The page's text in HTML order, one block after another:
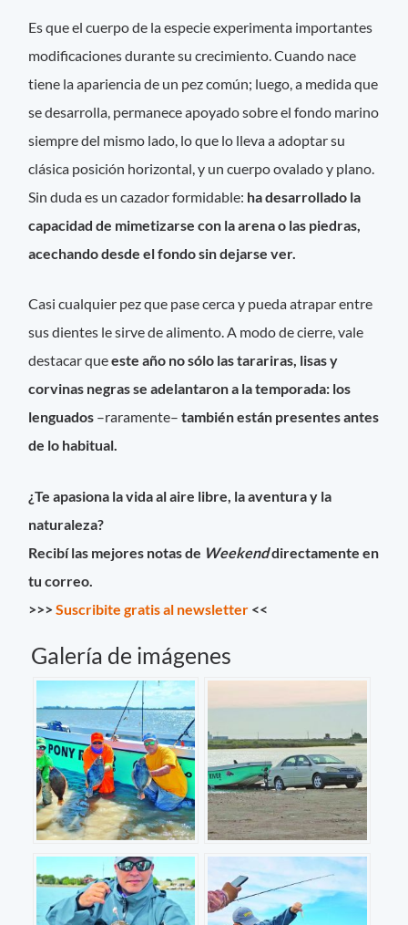
Es que el cuerpo de la especie experimenta importantes
modificaciones durante su crecimiento. Cuando nace
tiene la apariencia de un pez común; luego, a medida que
se desarrolla, permanece apoyado sobre el fondo marino
siempre del mismo lado, lo que lo lleva a adoptar su
clásica posición horizontal, y un cuerpo ovalado y plano.
Sin duda es un cazador formidable: ha desarrollado la
capacidad de mimetizarse con la arena o las piedras,
acechando desde el fondo sin dejarse ver.
Casi cualquier pez que pase cerca y pueda atrapar entre
sus dientes le sirve de alimento. A modo de cierre, vale
destacar queeste año no sólo las tarariras, lisas y
corvinas negras se adelantaron a la temporada: los
lenguados –raramente–también están presentes antes
de lo habitual.
¿Te apasiona la vida al aire libre, la aventura y la
naturaleza?
Recibí las mejores notas de Weekenddirectamente en
tu correo.
>>>Suscribite gratis al newsletter <<
Galería de imágenes